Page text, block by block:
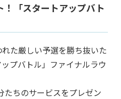
「スタートアップバト
た厳しい予選を勝ち抜いた
プバトル」ファイナルラウ
たちのサービスをプレゼン